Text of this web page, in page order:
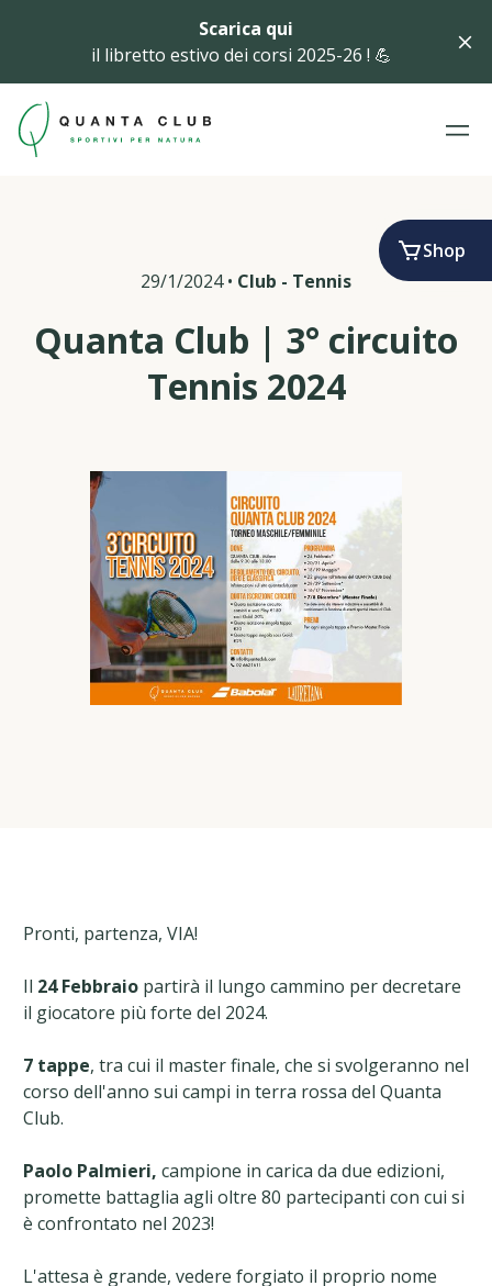
Scarica qui
il libretto estivo dei corsi 2025-26 ! 💪
Shop
29/1/2024• Club - Tennis
Quanta Club | 3° circuito
Tennis 2024
Pronti, partenza, VIA!
Il 24 Febbraio partirà il lungo cammino per decretare
il giocatore più forte del 2024.
7 tappe, tra cui il master finale, che si svolgeranno nel
corso dell'anno sui campi in terra rossa del Quanta
Club.
Paolo Palmieri, campione in carica da due edizioni,
promette battaglia agli oltre 80 partecipanti con cui si
è confrontato nel 2023!
L'attesa è grande, vedere forgiato il proprio nome